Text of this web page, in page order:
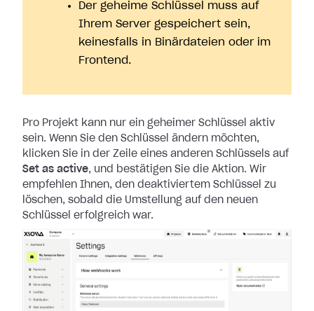
Der geheime Schlüssel muss auf
Ihrem Server gespeichert sein,
keinesfalls in Binärdateien oder im
Frontend.
Pro Projekt kann nur ein geheimer Schlüssel aktiv
sein. Wenn Sie den Schlüssel ändern möchten,
klicken Sie in der Zeile eines anderen Schlüssels auf
Set as active, und bestätigen Sie die Aktion. Wir
empfehlen Ihnen, den deaktiviertem Schlüssel zu
löschen, sobald die Umstellung auf den neuen
Schlüssel erfolgreich war.